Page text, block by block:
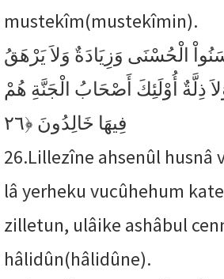
mustekîm(mustekîmin).
الْحُسْنَى وَزِيَادَةٌ وَلاَ يَرْهَقُ
ذِلَّةٌ أُوْلَئِكَ أَصْحَابُ الْجَنَّةِ هُمْ
فِيهَا خَالِدُونَ ﴿٢٦
26.Lillezîne ahsenûl husnâ
lâ yerheku vucûhehum
zilletun, ulâike ashâbul
hâlidûn(hâlidûne).